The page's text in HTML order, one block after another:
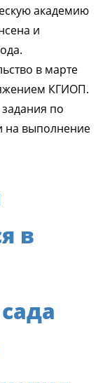
академию
и
в марте
КГИОП.
по
на выполнение
в